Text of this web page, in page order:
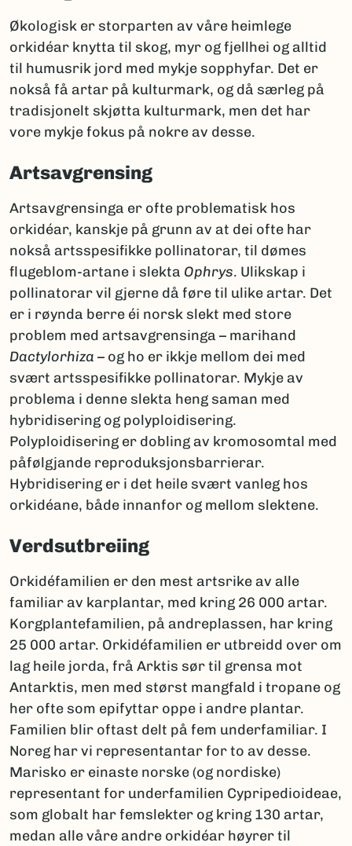
Økologisk er storparten av våre heimlege
orkidéar knytta til skog, myr og fjellhei og alltid
til humusrik jord med mykje sopphyfar. Det er
nokså få artar på kulturmark, og då særleg på
tradisjonelt skjøtta kulturmark, men det har
vore mykje fokus på nokre av desse.
Artsavgrensing
Artsavgrensinga er ofte problematisk hos
orkidéar, kanskje på grunn av at dei ofte har
nokså artsspesifikke pollinatorar, til dømes
flugeblom-artane i slekta Ophrys. Ulikskap i
pollinatorar vil gjerne då føre til ulike artar. Det
er i røynda berre éi norsk slekt med store
problem med artsavgrensinga – marihand
Dactylorhiza – og ho er ikkje mellom dei med
svært artsspesifikke pollinatorar. Mykje av
problema i denne slekta heng saman med
hybridisering og polyploidisering.
Polyploidisering er dobling av kromosomtal med
påfølgjande reproduksjonsbarrierar.
Hybridisering er i det heile svært vanleg hos
orkidéane, både innanfor og mellom slektene.
Verdsutbreiing
Orkidéfamilien er den mest artsrike av alle
familiar av karplantar, med kring 26 000 artar.
Korgplantefamilien, på andreplassen, har kring
25 000 artar. Orkidéfamilien er utbreidd over om
lag heile jorda, frå Arktis sør til grensa mot
Antarktis, men med størst mangfald i tropane og
her ofte som epifyttar oppe i andre plantar.
Familien blir oftast delt på fem underfamiliar. I
Noreg har vi representantar for to av desse.
Marisko er einaste norske (og nordiske)
representant for underfamilien Cypripedioideae,
som globalt har femslekter og kring 130 artar,
medan alle våre andre orkidéar høyrer til